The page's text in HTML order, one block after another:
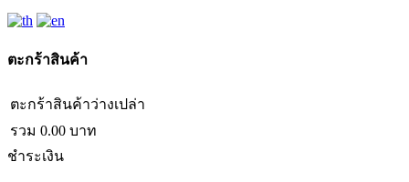
ตะกร้าสินค้า
ตะกร้าสินค้าว่างเปล่า
รวม 0.00 บาท
ชำระเงิน